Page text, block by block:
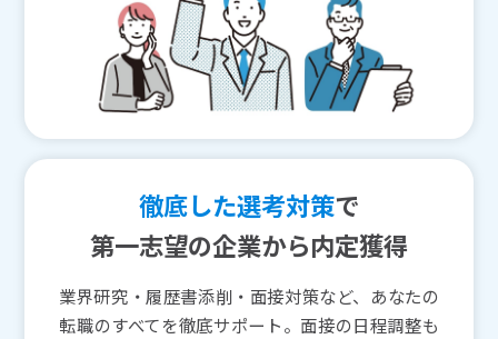
徹底した選考対策で
第一志望の企業から内定獲得
業界研究・履歴書添削・面接対策など、あなたの
転職のすべてを徹底サポート。面接の日程調整も